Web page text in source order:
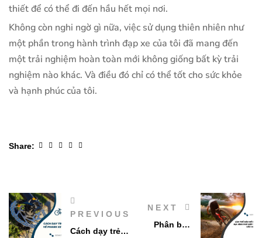
thiết để có thể đi đến hầu hết mọi nơi.
Không còn nghi ngờ gì nữa, việc sử dụng thiên nhiên như
một phần trong hành trình đạp xe của tôi đã mang đến
một trải nghiệm hoàn toàn mới không giống bất kỳ trải
nghiệm nào khác. Và điều đó chỉ có thể tốt cho sức khỏe
và hạnh phúc của tôi.
Share: Facebook
TwitterLinkedinGoogle+
PREVIOUS
Cách dạy trẻ
NEXT
Phân biệt